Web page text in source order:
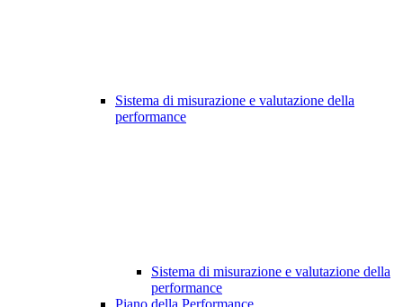
Sistema di misurazione e valutazione della
performance
Sistema di misurazione e valutazione della
performance